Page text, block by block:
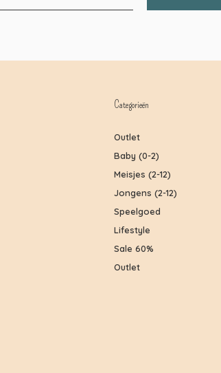
Categorieën
Outlet
Baby (0-2)
Meisjes (2-12)
Jongens (2-12)
Speelgoed
Lifestyle
Sale 60%
Outlet